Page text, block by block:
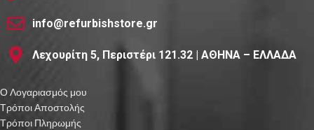
info@refurbishstore.gr
Λεχουρίτη 5, Περιστέρι 121.32 | ΑΘΗΝΑ – ΕΛΛΑΔΑ
Ο Λογαριασμός μου
Τρόποι Αποστολής
Τρόποι Πληρωμής